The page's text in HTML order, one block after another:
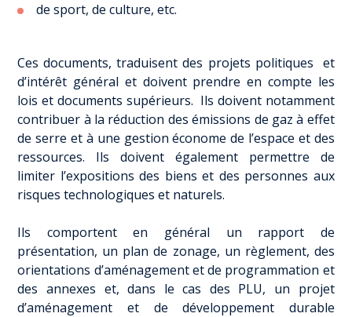
de sport, de culture, etc.
Ces documents, traduisent des projets politiques et
d’intérêt général et doivent prendre en compte les
lois et documents supérieurs. Ils doivent notamment
contribuer à la réduction des émissions de gaz à effet
de serre et à une gestion économe de l’espace et des
ressources. Ils doivent également permettre de
limiter l’expositions des biens et des personnes aux
risques technologiques et naturels.
Ils comportent en général un rapport de
présentation, un plan de zonage, un règlement, des
orientations d’aménagement et de programmation et
des annexes et, dans le cas des PLU, un projet
d’aménagement et de développement durable